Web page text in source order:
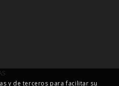
y de terceros para facilitar su